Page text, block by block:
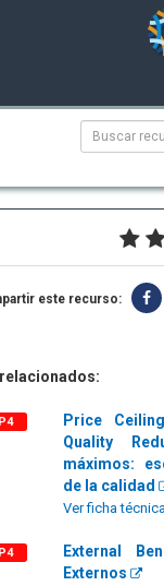
este recurso:
Price
Quality
máximos:
de la calidad
Ver ficha
External
Externos